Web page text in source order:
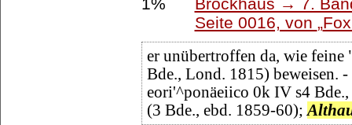
Seite 0016, von
er unübertroffen da, wie
Bde., Lond. 1815) beweisen.
eori'^ponäeiico 0k IV s4
(3 Bde., ebd. 1859-60);